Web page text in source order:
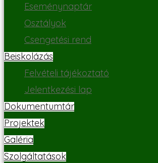
Eseménynaptár
Osztályok
Csengetési rend
Beiskolázás
Felvételi tájékoztató
Jelentkezési lap
Dokumentumtár
Projektek
Galéria
Szolgáltatások